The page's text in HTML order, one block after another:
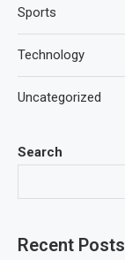
Search
Recent Posts
Sports
Technology
Uncategorized